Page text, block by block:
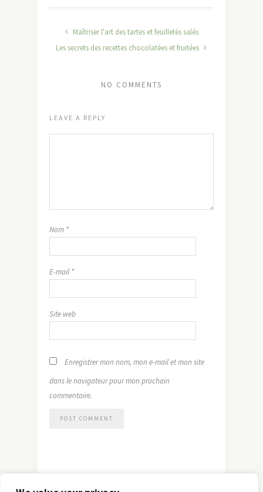
Maîtriser l'art des tartes et feuilletés salés
Les secrets des recettes chocolatées et fruitées
NO COMMENTS
LEAVE A REPLY
Nom *
E-mail *
Site web
Enregistrer mon nom, mon e-mail et mon site
dans le navigateur pour mon prochain
commentaire.